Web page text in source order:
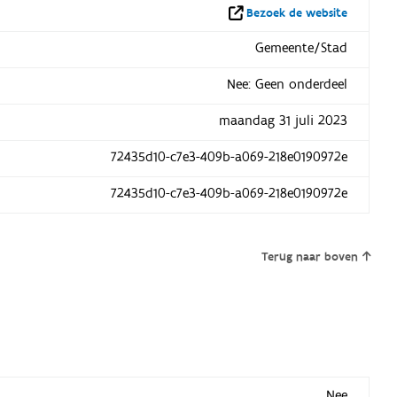
Bezoek de website
Gemeente/Stad
Nee: Geen onderdeel
maandag 31 juli 2023
72435d10-c7e3-409b-a069-218e0190972e
72435d10-c7e3-409b-a069-218e0190972e
Terug naar boven